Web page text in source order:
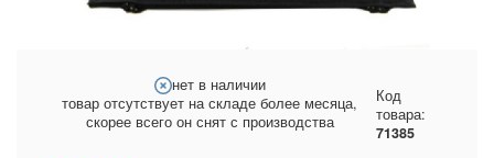
нет в наличии
товар отсутствует на складе более месяца,
скорее всего он снят с производства
Код
товара:
71385